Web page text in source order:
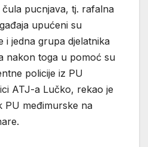
pucnjava, tj. rafalna
upućeni su
i jedna grupa djelatnika
nakon toga u pomoć su
policije iz PU
ATJ-a Lučko, rekao je
PU međimurske na